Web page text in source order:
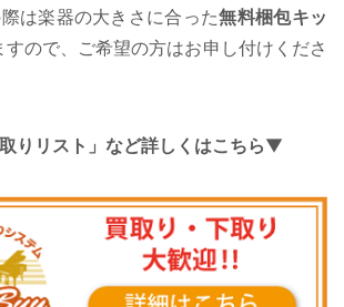
は楽器の大きさに合った無料梱包キッ
すので、ご希望の方はお申し付けくださ
りリスト」など詳しくはこちら▼